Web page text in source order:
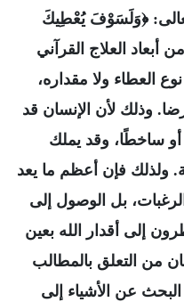
﴿وَلَسَوْفَ يُعْطِيكَ
العلاج القرآني
نوع العطاء ولا مقداره،
وذلك لأن الإنسان قد
أو ساخطًا، وقد يملك
ولذلك فإن أعظم ما يعد
بل الوصول إلى
إلى أقدار الله بعين
من التعلق بالمطالب
عن الأشياء إلى